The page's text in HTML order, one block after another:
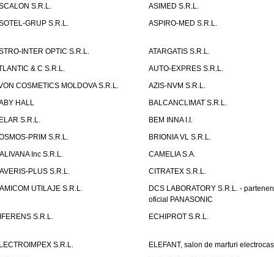
S.R.L.
ASIMED S.R.L.
GRUP S.R.L.
ASPIRO-MED S.R.L.
INTER OPTIC S.R.L.
ATARGATIS S.R.L.
& C S.R.L.
AUTO-EXPRES S.R.L.
COSMETICS MOLDOVA S.R.L.
AZIS-NVM S.R.L.
HALL
BALCANCLIMAT S.R.L.
S.R.L.
BEM INNA I.I.
PRIM S.R.L.
BRIONIA VL S.R.L.
Inc S.R.L.
CAMELIA S.A.
PLUS S.R.L.
CITRATEX S.R.L.
UTILAJE S.R.L.
DCS LABORATORY S.R.L. -
oficial PANASONIC
S.R.L.
ECHIPROT S.R.L.
S.R.L.
ELEFANT, salon de marfuri